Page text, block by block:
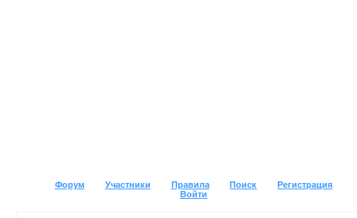
Форум Участники Правила Поиск
Регистрация
Войти